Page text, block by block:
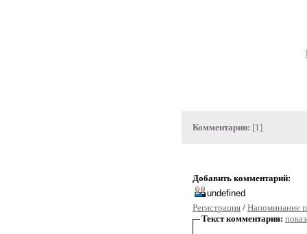
Комментарии: [1]
Добавить комментарий:
Регистрация / Напоминание
Текст комментария: